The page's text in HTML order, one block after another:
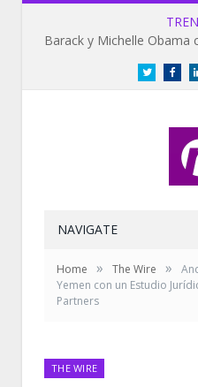
Twitter
NAVIGATE
Home » The Wire »
Yemen con un Estudio
Partners
THE WIRE